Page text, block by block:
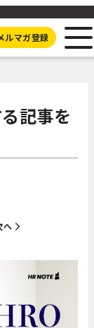
ルマガ登録
記事を
へ